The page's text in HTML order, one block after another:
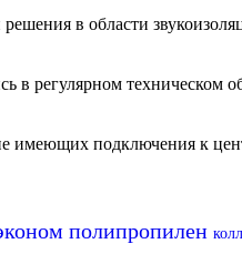
в области
в регулярном техническом
имеющих подключения к
полипропилен